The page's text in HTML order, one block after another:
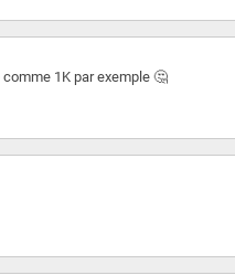
1K par exemple 🤔